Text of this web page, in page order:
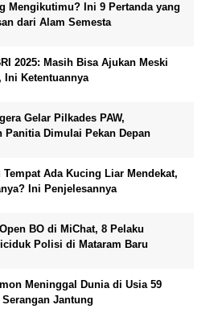
Mengikutimu? Ini 9 Pertanda yang
dari Alam Semesta
2025: Masih Bisa Ajukan Meski
Ini Ketentuannya
Gelar Pilkades PAW,
Panitia Dimulai Pekan Depan
Tempat Ada Kucing Liar Mendekat,
Ini Penjelesannya
BO di MiChat, 8 Pelaku
Polisi di Mataram Baru
Meninggal Dunia di Usia 59
Jantung